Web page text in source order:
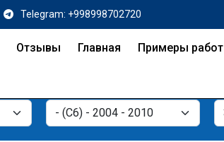
Telegram: +998998702720
Отзывы Главная Примеры работ